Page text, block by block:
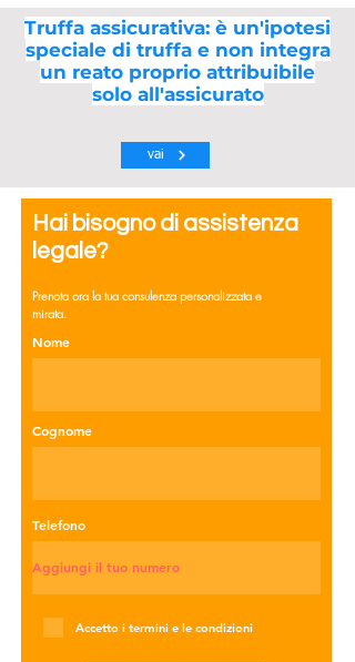
Truffa assicurativa: è un'ipotesi
speciale di truffa e non integra
un reato proprio attribuibile
solo all'assicurato
vai
Hai bisogno di assistenza
legale?
Prenota ora la tua consulenza personalizzata e
mirata.
Nome
Cognome
Telefono
Accetto i termini e le condizioni